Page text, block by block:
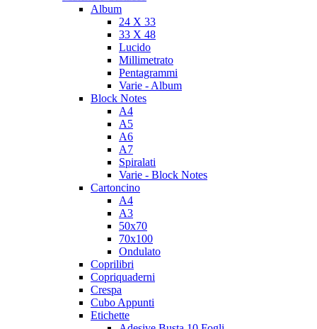
Album
24 X 33
33 X 48
Lucido
Millimetrato
Pentagrammi
Varie - Album
Block Notes
A4
A5
A6
A7
Spiralati
Varie - Block Notes
Cartoncino
A4
A3
50x70
70x100
Ondulato
Coprilibri
Copriquaderni
Crespa
Cubo Appunti
Etichette